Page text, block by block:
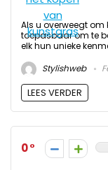
Als u overweegt
toepasbaar om te
elk hun unieke
Stylishweb
LEES VERDER
0